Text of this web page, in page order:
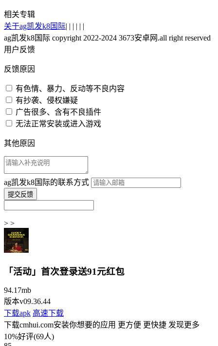
相关专辑
关于ag凯发k8国际| | | | | |
ag凯发k8国际 copyright 2022-2024 3673安卓网.all right reserved
用户反馈
反馈原因
有色情、暴力、反动等不良内容
有抄袭、侵权嫌疑
广告很多、含有不良插件
无法正常安装或进入游戏
其他原因
ag凯发k8国际的联系方式
> >
「活动」首次登录送91元红包
94.17mb
版本v09.36.44
下载apk 高速下载
下载cmhui.com安装你想要的应用 更方便 更快捷 发现更多
10%好评(69人)